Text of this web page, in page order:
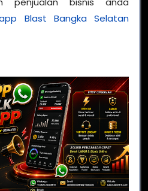
Blast Bangka Selatan